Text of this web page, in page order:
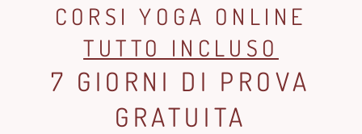
CORSI YOGA ONLINE
TUTTO INCLUSO
7 GIORNI DI PROVA
GRATUITA